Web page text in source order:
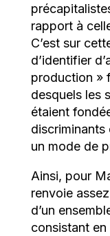
rapport à
C’est sur
d’identifier
production »
desquels les
étaient
un mode de
Ainsi, pour
renvoie
d’un
consistant